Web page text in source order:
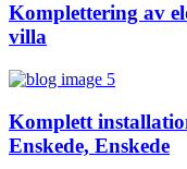
Komplettering av
villa
Komplett
Enskede, Enskede